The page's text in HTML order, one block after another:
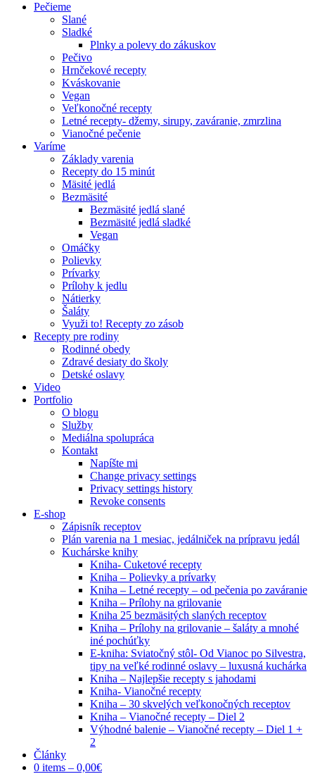
Pečieme
Slané
Sladké
Plnky a polevy do zákuskov
Pečivo
Hrnčekové recepty
Kváskovanie
Vegan
Veľkonočné recepty
Letné recepty- džemy, sirupy, zaváranie, zmrzlina
Vianočné pečenie
Varíme
Základy varenia
Recepty do 15 minút
Mäsité jedlá
Bezmäsité
Bezmäsité jedlá slané
Bezmäsité jedlá sladké
Vegan
Omáčky
Polievky
Prívarky
Prílohy k jedlu
Nátierky
Šaláty
Využi to! Recepty zo zásob
Recepty pre rodiny
Rodinné obedy
Zdravé desiaty do školy
Detské oslavy
Video
Portfolio
O blogu
Služby
Mediálna spolupráca
Kontakt
Napíšte mi
Change privacy settings
Privacy settings history
Revoke consents
E-shop
Zápisník receptov
Plán varenia na 1 mesiac, jedálniček na prípravu jedál
Kuchárske knihy
Kniha- Cuketové recepty
Kniha – Polievky a prívarky
Kniha – Letné recepty – od pečenia po zaváranie
Kniha – Prílohy na grilovanie
Kniha 25 bezmäsitých slaných receptov
Kniha – Prílohy na grilovanie – šaláty a mnohé
iné pochúťky
E-kniha: Sviatočný stôl- Od Vianoc po Silvestra,
tipy na veľké rodinné oslavy – luxusná kuchárka
Kniha – Najlepšie recepty s jahodami
Kniha- Vianočné recepty
Kniha – 30 skvelých veľkonočných receptov
Kniha – Vianočné recepty – Diel 2
Výhodné balenie – Vianočné recepty – Diel 1 +
2
Články
0 items – 0,00€